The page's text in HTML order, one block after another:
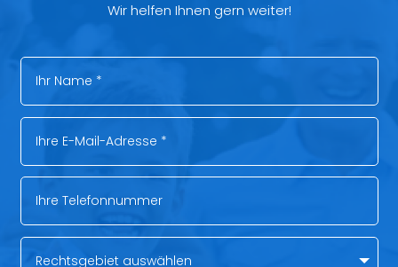
Wir helfen Ihnen gern weiter!